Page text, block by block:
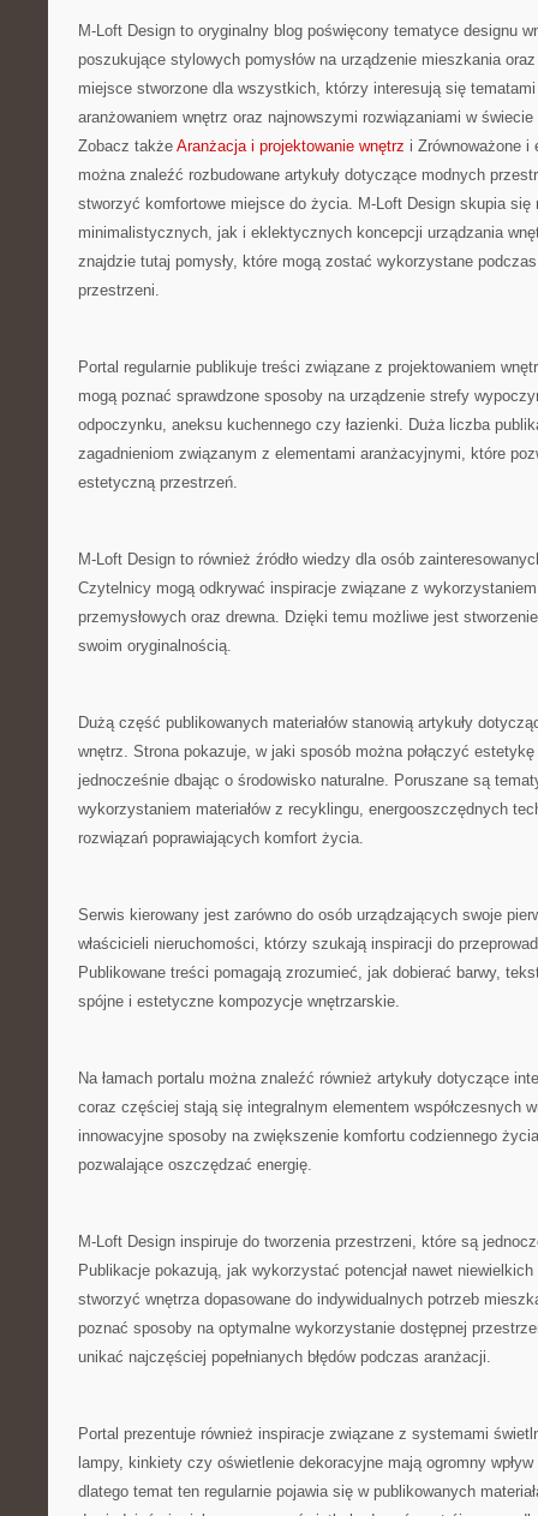
M-Loft Design to oryginalny blog poświęcony tematyce designu
poszukujące stylowych pomysłów na urządzenie mieszkania
miejsce stworzone dla wszystkich, którzy interesują się
aranżowaniem wnętrz oraz najnowszymi rozwiązaniami w
Zobacz także Aranżacja i projektowanie wnętrz i Zrównoważone i
można znaleźć rozbudowane artykuły dotyczące modnych
stworzyć komfortowe miejsce do życia. M-Loft Design skupia się
minimalistycznych, jak i eklektycznych koncepcji urządzania
znajdzie tutaj pomysły, które mogą zostać wykorzystane podczas
przestrzeni.
Portal regularnie publikuje treści związane z projektowaniem
mogą poznać sprawdzone sposoby na urządzenie strefy
odpoczynku, aneksu kuchennego czy łazienki. Duża liczba
zagadnieniom związanym z elementami aranżacyjnymi, które
estetyczną przestrzeń.
M-Loft Design to również źródło wiedzy dla osób
Czytelnicy mogą odkrywać inspiracje związane z
przemysłowych oraz drewna. Dzięki temu możliwe jest
swoim oryginalnością.
Dużą część publikowanych materiałów stanowią artykuły
wnętrz. Strona pokazuje, w jaki sposób można połączyć
jednocześnie dbając o środowisko naturalne. Poruszane są
wykorzystaniem materiałów z recyklingu, energooszczędnych
rozwiązań poprawiających komfort życia.
Serwis kierowany jest zarówno do osób urządzających swoje
właścicieli nieruchomości, którzy szukają inspiracji do
Publikowane treści pomagają zrozumieć, jak dobierać barwy,
spójne i estetyczne kompozycje wnętrzarskie.
Na łamach portalu można znaleźć również artykuły dotyczące
coraz częściej stają się integralnym elementem współczesnych
innowacyjne sposoby na zwiększenie komfortu codziennego
pozwalające oszczędzać energię.
M-Loft Design inspiruje do tworzenia przestrzeni, które są
Publikacje pokazują, jak wykorzystać potencjał nawet
stworzyć wnętrza dopasowane do indywidualnych potrzeb
poznać sposoby na optymalne wykorzystanie dostępnej
unikać najczęściej popełnianych błędów podczas aranżacji.
Portal prezentuje również inspiracje związane z systemami
lampy, kinkiety czy oświetlenie dekoracyjne mają ogromny wpływ
dlatego temat ten regularnie pojawia się w publikowanych